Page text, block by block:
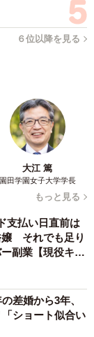
と相談しまし
認し、予約を
めの相談がお
設側の面談や
要です。
込む
理由は、金銭
しょうか。
…」という罪
６位以降を見る
大江 篤
園田学園女子大学学長
もっと見る
支払い日直前は
それでも足り
副業【現役キャ
差婚から3年、
ショート似合い